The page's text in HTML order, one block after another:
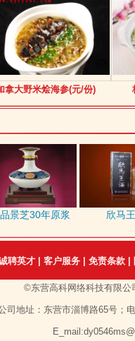
拿大野米烩海参(元/份)
景芝30年原浆 欣马王酒
聘英才 客户服务 免责条款
©东营高科网络科技有限公
司地址：东营市淄博路65号；